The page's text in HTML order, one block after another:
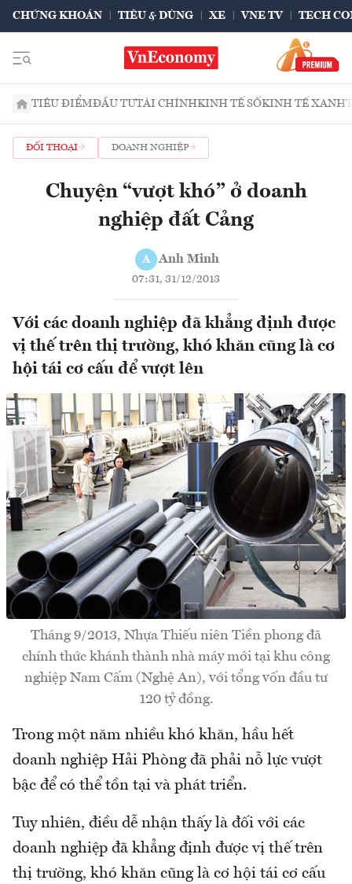
CHỨNG KHOÁN TIÊU & DÙNG XE VNE TV TECH
TIÊU ĐIỂMĐẦU TƯTÀI CHÍNHKINH TẾ SỐKINH TẾ XANH
ĐỐI THOẠI DOANH NGHIỆP
Chuyện “vượt khó” ở doanh
nghiệp đất Cảng
A Anh Minh
07:31, 31/12/2013
Với các doanh nghiệp đã khẳng định được
vị thế trên thị trường, khó khăn cũng là cơ
hội tái cơ cấu để vượt lên
Tháng 9/2013, Nhựa Thiếu niên Tiền phong đã
chính thức khánh thành nhà máy mới tại khu công
nghiệp Nam Cấm (Nghệ An), với tổng vốn đầu tư
120 tỷ đồng.
Trong một năm nhiều khó khăn, hầu hết
doanh nghiệp Hải Phòng đã phải nỗ lực vượt
bậc để có thể tồn tại và phát triển.
Tuy nhiên, điều dễ nhận thấy là đối với các
doanh nghiệp đã khẳng định được vị thế trên
thị trường, khó khăn cũng là cơ hội tái cơ cấu